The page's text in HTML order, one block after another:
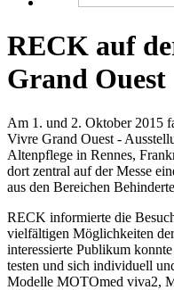
RECK auf
Grand Ouest
Am 1. und 2. Oktober 2015
Vivre Grand Ouest -
Altenpflege in Rennes,
dort zentral auf der Messe
aus den Bereichen
RECK informierte die
vielfältigen Möglichkeiten
interessierte Publikum
testen und sich individuell
Modelle MOTOmed viva2,